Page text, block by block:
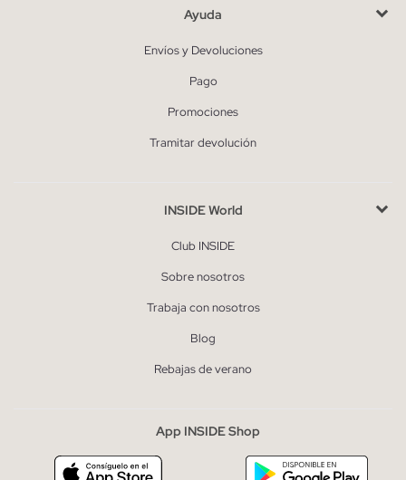
Ayuda
Envíos y Devoluciones
Pago
Promociones
Tramitar devolución
INSIDE World
Club INSIDE
Sobre nosotros
Trabaja con nosotros
Blog
Rebajas de verano
App INSIDE Shop